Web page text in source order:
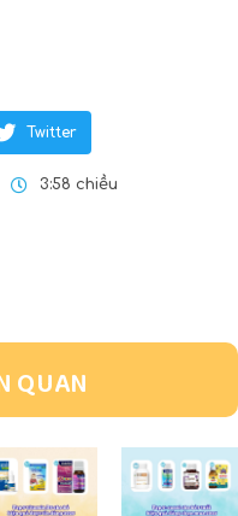
Twitter
3:58 chiều
QUAN